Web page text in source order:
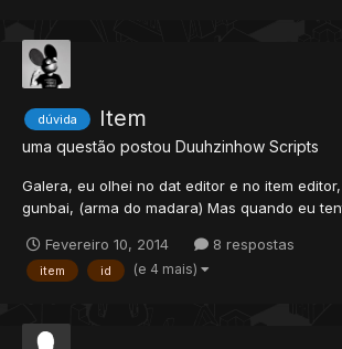
dúvida Item
uma questão postou Duuhzinhow Scripts
Galera, eu olhei no dat editor e no item
gunbai, (arma do madara) Mas quando eu
Fevereiro 10, 2014
8 respostas
item id (e 4 mais)